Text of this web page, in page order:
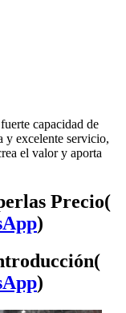
capacidad de
y excelente servicio,
el valor y aporta
Precio(
)
)